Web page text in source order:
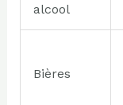
alcool
Bières